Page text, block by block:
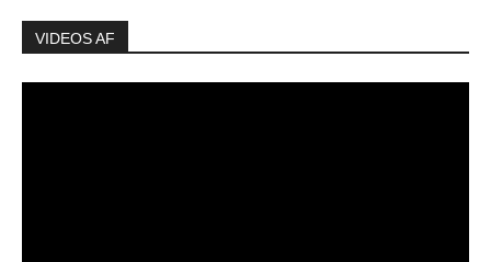
VIDEOS AF